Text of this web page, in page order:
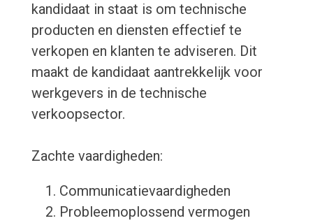
kandidaat in staat is om technische
producten en diensten effectief te
verkopen en klanten te adviseren. Dit
maakt de kandidaat aantrekkelijk voor
werkgevers in de technische
verkoopsector.
Zachte vaardigheden:
Communicatievaardigheden
Probleemoplossend vermogen